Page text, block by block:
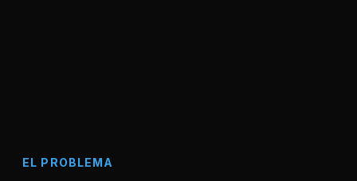
EL PROBLEMA